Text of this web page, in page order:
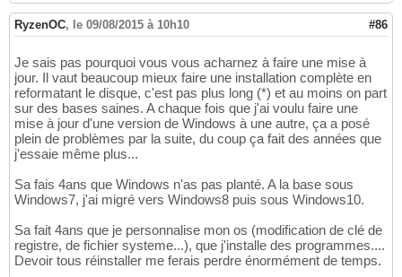
RyzenOC, le 09/08/2015 à 10h10 #86
Je sais pas pourquoi vous vous acharnez à faire une mise à
jour. Il vaut beaucoup mieux faire une installation complète en
reformatant le disque, c'est pas plus long (*) et au moins on part
sur des bases saines. A chaque fois que j'ai voulu faire une
mise à jour d'une version de Windows à une autre, ça a posé
plein de problèmes par la suite, du coup ça fait des années que
j'essaie même plus...
Sa fais 4ans que Windows n'as pas planté. A la base sous
Windows7, j'ai migré vers Windows8 puis sous Windows10.
Sa fait 4ans que je personnalise mon os (modification de clé de
registre, de fichier systeme...), que j'installe des programmes....
Devoir tous réinstaller me ferais perdre énormément de temps.